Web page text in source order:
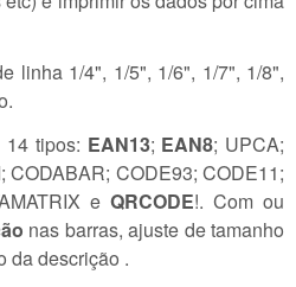
linha 1/4", 1/5", 1/6", 1/7", 1/8",
14 tipos: EAN13; EAN8; UPCA;
CODABAR; CODE93; CODE11;
e QRCODE!. Com ou
nas barras, ajuste de tamanho
da descrição .